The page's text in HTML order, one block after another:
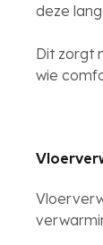
deze
Dit zorgt
wie